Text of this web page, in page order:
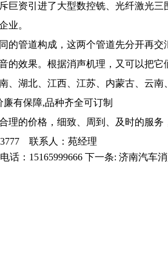
巨资引进了大型数控铣、光纤激光
业。
的管道构成，这两个管道先分开再
的效果。根据消声机理，又可以把
湖北、江西、江苏、内蒙古、云南
有保障,品种齐全可订制
理的价格，细致、周到、及时的服
联系人：苑经理
话：15165999666 下一条: 济南汽车